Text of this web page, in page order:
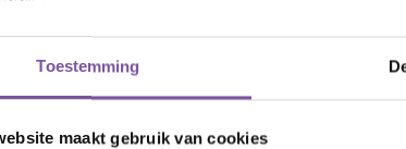
Toestemming
maakt gebruik van cookies